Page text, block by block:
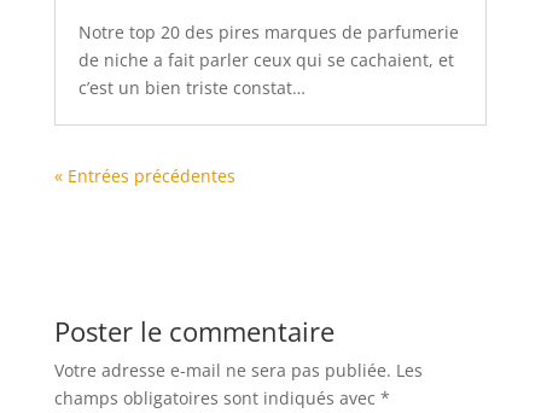
Notre top 20 des pires marques de parfumerie
de niche a fait parler ceux qui se cachaient, et
c’est un bien triste constat…
« Entrées précédentes
Poster le commentaire
Votre adresse e-mail ne sera pas publiée. Les
champs obligatoires sont indiqués avec *